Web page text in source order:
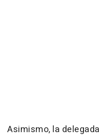
Asimismo, la